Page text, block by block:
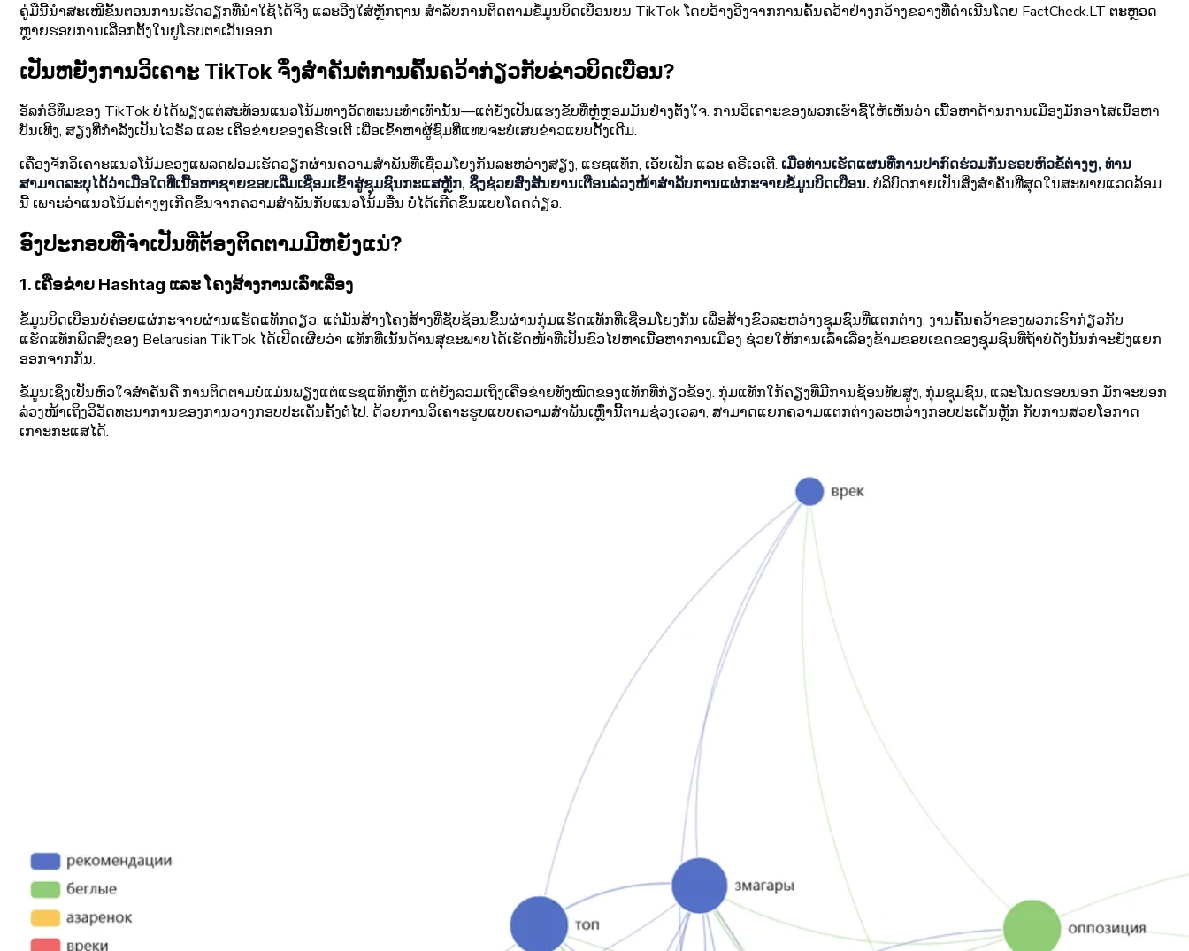
ຄູ່ມືນີ້ນຳສະເໜີຂັ້ນຕອນການເຮັດວຽກທີ່ນຳໃຊ້ໄດ້ຈິງ ແລະອີງໃສ່ຫຼັກຖານ ສຳລັບການຕິດຕາມຂໍ້ມູນບິດເບືອນບນ TikTok ໂດຍອ້າງອີງຈາກການຄົ້ນຄວ້າຢ່າງກວ້າງຂວາງທີ່ດຳເນີນໂດຍ FactCheck.LT ຕະຫຼອດ
ຫຼາຍຮອບການເລືອກຕັ້ງໃນຢູໂຣບຕາເວັນອອກ.
ເປັນຫຍັງການວິເຄາະ TikTok ຈຶ່ງສຳຄັນຕໍ່ການຄົ້ນຄວ້າກ່ຽວກັບຂ່າວບິດເບືອນ?
ອັລກໍຣິທຶມຂອງ TikTok ບໍ່ໄດ້ພຽງແຕ່ສະທ້ອນແນວໂນ້ມທາງວັດທະນະທຳເທົ່ານັ້ນ—ແຕ່ຍັງເປັນແຮງຂັບທີ່ຫຼໍ່ຫຼອມມັນຢ່າງຕັ້ງໃຈ. ການວິເຄາະຂອງພວກເຮົາຊີ້ໃຫ້ເຫັນວ່າ ເນື້ອຫາດ້ານການເມືອງມັກອາໄສເນື້ອຫາ
ບັນເທີງ, ສຽງທີ່ກຳລັງເປັນໄວຣັລ ແລະ ເຄືອຂ່າຍຂອງຄຣີເອເຕີ ເພື່ອເຂົ້າຫາຜູ້ຊົມທີ່ແທບຈະບໍ່ເສບຂ່າວແບບດັ້ງເດີມ.
ເຄື່ອງຈັກວິເຄາະແນວໂນ້ມຂອງແພລດຟອມເຮັດວຽກຜ່ານຄວາມສຳພັນທີ່ເຊື່ອມໂຍງກັນລະຫວ່າງສຽງ, ແຮຊແທັກ, ເອັບເຟັກ ແລະ ຄຣີເອເຕີ. ເມື່ອທ່ານເຮັດແຜນທີ່ການປາກົດຮ່ວມກັນຮອບຫົວຂໍ້ຕ່າງໆ, ທ່ານ
ສາມາດລະບຸໄດ້ວ່າເມື່ອໃດທີ່ເນື້ອຫາຊາຍຂອບເລີ່ມເຊື່ອມເຂົ້າສູ່ຊຸມຊົນກະແສຫຼັກ, ຊຶ່ງຊ່ວຍສົ່ງສັນຍານເຕືອນລ່ວງໜ້າສຳລັບການແຜ່ກະຈາຍຂໍ້ມູນບິດເບືອນ. ບໍລິບົດກາຍເປັນສິ່ງສຳຄັນທີ່ສຸດໃນສະພາບແວດລ້ອມ
ນີ້ ເພາະວ່າແນວໂນ້ມຕ່າງໆເກີດຂຶ້ນຈາກຄວາມສຳພັນກັບແນວໂນ້ມອື່ນ ບໍ່ໄດ້ເກີດຂຶ້ນແບບໂດດດ່ຽວ.
ອົງປະກອບທີ່ຈຳເປັນທີ່ຕ້ອງຕິດຕາມມີຫຍັງແນ່?
1. ເຄືອຂ່າຍ Hashtag ແລະ ໂຄງສ້າງການເລົ່າເລື່ອງ
ຂໍ້ມູນບິດເບືອນບໍ່ຄ່ອຍແຜ່ກະຈາຍຜ່ານແຮັດແທັກດຽວ. ແຕ່ມັນສ້າງໂຄງສ້າງທີ່ຊັບຊ້ອນຂຶ້ນຜ່ານກຸ່ມແຮັດແທັກທີ່ເຊື່ອມໂຍງກັນ ເພື່ອສ້າງຂົວລະຫວ່າງຊຸມຊົນທີ່ແຕກຕ່າງ. ງານຄົ້ນຄວ້າຂອງພວກເຮົາກ່ຽວກັບ
ແຮັດແທັກພິດສົງຂອງ Belarusian TikTok ໄດ້ເປີດເຜີຍວ່າ ແທັກທີ່ເນັ້ນດ້ານສຸຂະພາບໄດ້ເຮັດໜ້າທີ່ເປັນຂົວໄປຫາເນື້ອຫາການເມືອງ ຊ່ວຍໃຫ້ການເລົ່າເລື່ອງຂ້າມຂອບເຂດຂອງຊຸມຊົນທີ່ຖ້າບໍ່ດັ່ງນັ້ນກໍຈະຍັງແຍກ
ອອກຈາກກັນ.
ຂໍ້ມູນເຊິ່ງເປັນຫົວໃຈສຳຄັນຄື ການຕິດຕາມບໍ່ແມ່ນພຽງແຕ່ແຮຊແທັກຫຼັກ ແຕ່ຍັງລວມເຖິງເຄືອຂ່າຍທັງໝົດຂອງແທັກທີ່ກ່ຽວຂ້ອງ. ກຸ່ມແທັກໃກ້ຄຽງທີ່ມີການຊ້ອນທັບສູງ, ກຸ່ມຊຸມຊົນ, ແລະໂນດຮອບນອກ ມັກຈະບອກ
ລ່ວງໜ້າເຖິງວິວັດທະນາການຂອງການວາງກອບປະເດັນຄັ້ງຕໍ່ໄປ. ດ້ວຍການວິເຄາະຮູບແບບຄວາມສຳພັນເຫຼົ່ານີ້ຕາມຊ່ວງເວລາ, ສາມາດແຍກຄວາມແຕກຕ່າງລະຫວ່າງກອບປະເດັນຫຼັກ ກັບການສວຍໂອກາດ
ເກາະກະແສໄດ້.